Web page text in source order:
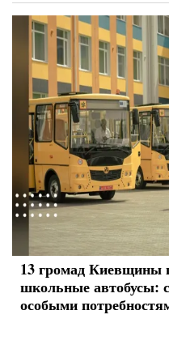
13 громад Киевщины
школьные автобусы:
особыми